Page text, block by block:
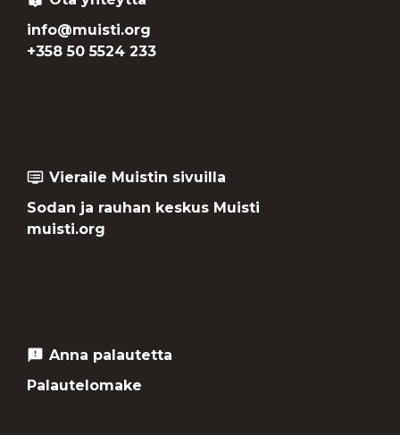
info@muisti.org
+358 50 5524 233
dvr Vieraile Muistin sivuilla
Sodan ja rauhan keskus Muisti
muisti.org
feedback Anna palautetta
Palautelomake